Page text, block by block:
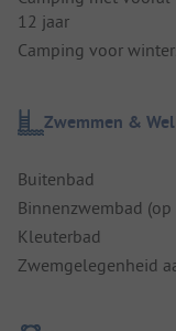
12 jaar
Camping voor
Zwemmen &
Buitenbad
Binnenzwembad (op
Kleuterbad
Zwemgelegenheid